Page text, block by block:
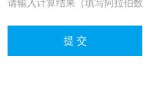
请输入计算结果（填写阿拉伯